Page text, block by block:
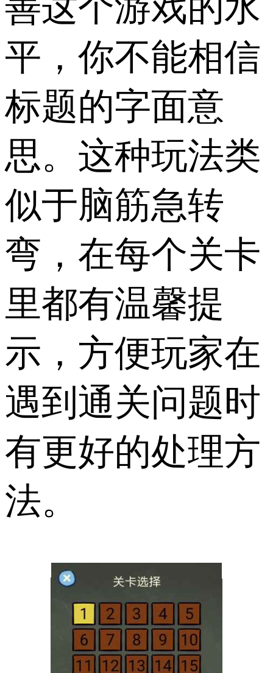
平，你不能相信
标题的字面意
思。这种玩法类
似于脑筋急转
弯，在每个关卡
里都有温馨提
示，方便玩家在
遇到通关问题时
有更好的处理方
法。